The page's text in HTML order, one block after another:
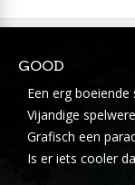
GOOD
Een erg boeiende
Vijandige
Grafisch een
Is er iets cooler